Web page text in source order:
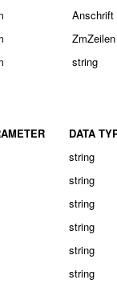
Anschrift
ZmZeilen
string
DATA
string
string
string
string
string
string